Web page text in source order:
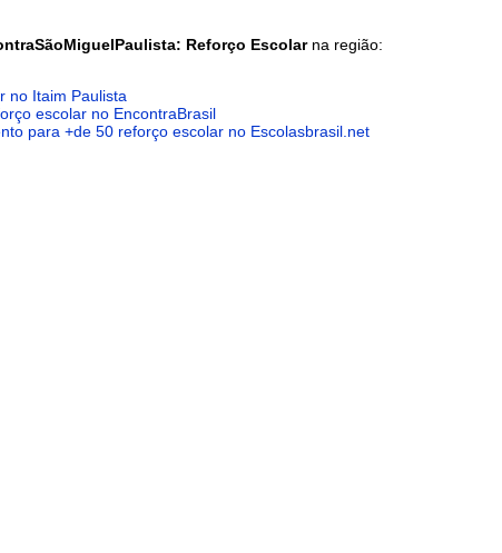
Reforço Escolarna região:
no Itaim Paulista
escolar no EncontraBrasil
para +de 50 reforço escolar no Escolasbrasil.net